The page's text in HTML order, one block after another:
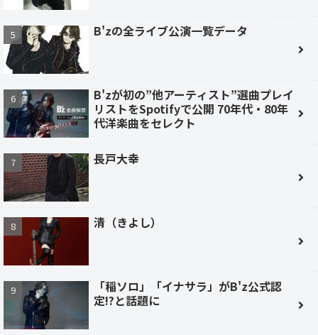
B'zの全ライブ公演一覧データ
B'zが初の”他アーティスト”選曲プレイ
リストをSpotifyで公開 70年代・80年
代洋楽曲をセレクト
長戸大幸
清（きよし）
「稲ソロ」「イナサラ」がB'z公式認
定!?と話題に